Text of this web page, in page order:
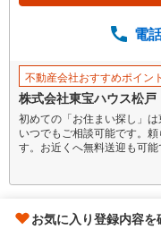
電
不動産会社おすすめポイント
株式会社東宝ハウス松戸
初めての「お住まい探し」
いつでもご相談可能です。
す。お近くへ無料送迎も可
【営業時間9:00～21:00】
い。
千葉市若葉区小倉町
お気に入り登録内容を